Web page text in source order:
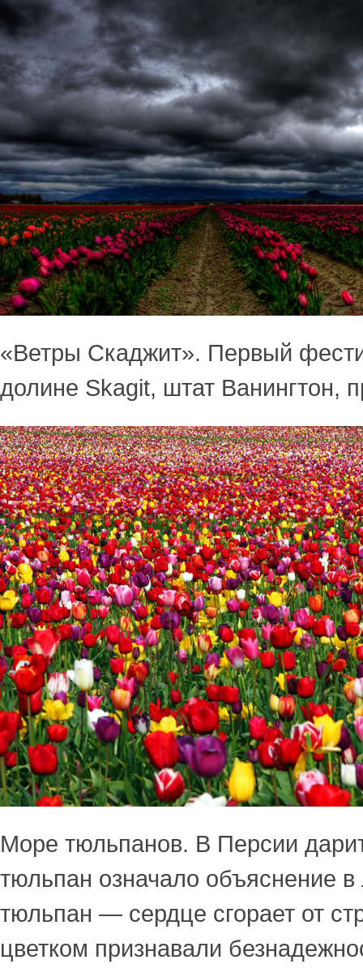
«Ветры Скаджит». Первый
долине Skagit, штат Ванингтон,
Море тюльпанов. В Персии
тюльпан означало объяснение
тюльпан — сердце сгорает от
цветком признавали